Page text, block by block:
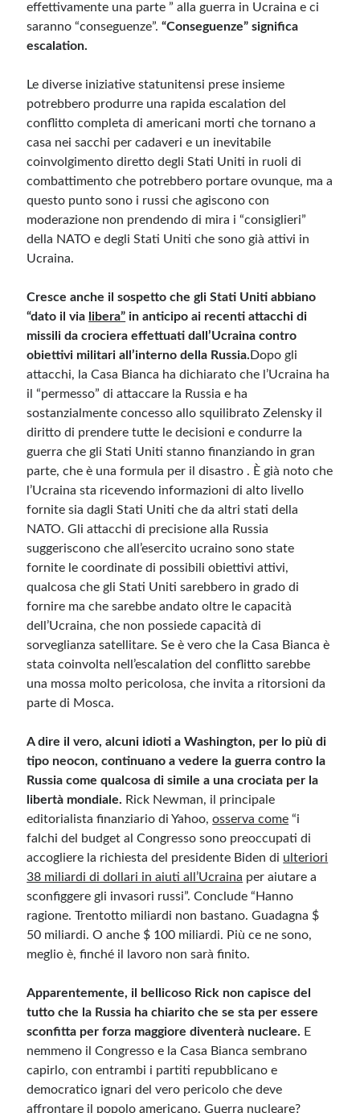
effettivamente una parte ” alla guerra in Ucraina e ci
saranno “conseguenze”.“Conseguenze” significa
escalation.
Le diverse iniziative statunitensi prese insieme
potrebbero produrre una rapida escalation del
conflitto completa di americani morti che tornano a
casa nei sacchi per cadaveri e un inevitabile
coinvolgimento diretto degli Stati Uniti in ruoli di
combattimento che potrebbero portare ovunque, ma a
questo punto sono i russi che agiscono con
moderazione non prendendo di mira i “consiglieri”
della NATO e degli Stati Uniti che sono già attivi in ​​
Ucraina.
Cresce anche il sospetto che gli Stati Uniti abbiano
“dato il via libera” in anticipo ai recenti attacchi di
missili da crociera effettuati dall’Ucraina contro
obiettivi militari all’interno della Russia. Dopo gli
attacchi, la Casa Bianca ha dichiarato che l’Ucraina ha
il “permesso” di attaccare la Russia e ha
sostanzialmente concesso allo squilibrato Zelensky il
diritto di prendere tutte le decisioni e condurre la
guerra che gli Stati Uniti stanno finanziando in gran
parte, che è una formula per il disastro . È già noto che
l’Ucraina sta ricevendo informazioni di alto livello
fornite sia dagli Stati Uniti che da altri stati della
NATO. Gli attacchi di precisione alla Russia
suggeriscono che all’esercito ucraino sono state
fornite le coordinate di possibili obiettivi attivi,
qualcosa che gli Stati Uniti sarebbero in grado di
fornire ma che sarebbe andato oltre le capacità
dell’Ucraina, che non possiede capacità di
sorveglianza satellitare. Se è vero che la Casa Bianca è
stata coinvolta nell’escalation del conflitto sarebbe
una mossa molto pericolosa, che invita a ritorsioni da
parte di Mosca.
A dire il vero, alcuni idioti a Washington, per lo più di
tipo neocon, continuano a vedere la guerra contro la
Russia come qualcosa di simile a una crociata per la
libertà mondiale. Rick Newman, il principale
editorialista finanziario di Yahoo,osserva come “i
falchi del budget al Congresso sono preoccupati di
accogliere la richiesta del presidente Biden di ulteriori
38 miliardi di dollari in aiuti all’Ucraina per aiutare a
sconfiggere gli invasori russi”. Conclude “Hanno
ragione. Trentotto miliardi non bastano. Guadagna $
50 miliardi. O anche $ 100 miliardi. Più ce ne sono,
meglio è, finché il lavoro non sarà finito.
Apparentemente, il bellicoso Rick non capisce del
tutto che la Russia ha chiarito che se sta per essere
sconfitta per forza maggiore diventerà nucleare. E
nemmeno il Congresso e la Casa Bianca sembrano
capirlo, con entrambi i partiti repubblicano e
democratico ignari del vero pericolo che deve
affrontare il popolo americano. Guerra nucleare?